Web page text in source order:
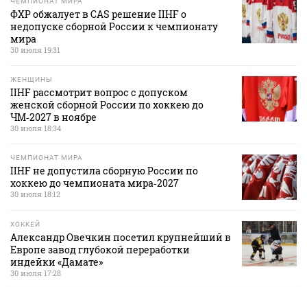
ФХР обжалует в CAS решение IIHF о
недопуске сборной России к чемпионату
мира
30 июля 19:31
ЖЕНЩИНЫ
IIHF рассмотрит вопрос с допуском
женской сборной России по хоккею до
ЧМ‑2027 в ноябре
30 июля 18:34
ЧЕМПИОНАТ МИРА
IIHF не допустила сборную России по
хоккею до чемпионата мира‑2027
30 июля 18:12
ХОККЕЙ
Александр Овечкин посетил крупнейший в
Европе завод глубокой переработки
индейки «Дамате»
30 июля 17:28